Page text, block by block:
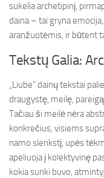
sukelia archetipinį,
daina – tai gryna
aranžuotėmis, ir būtent
Tekstų Galia:
„Liube“ dainų tekstai
draugystę, meilę,
Tačiau ši meilė nėra
konkrečius, visiems
namo slenkstį, upės
apeliuoja į kolektyvinę
kokia sunki buvo,